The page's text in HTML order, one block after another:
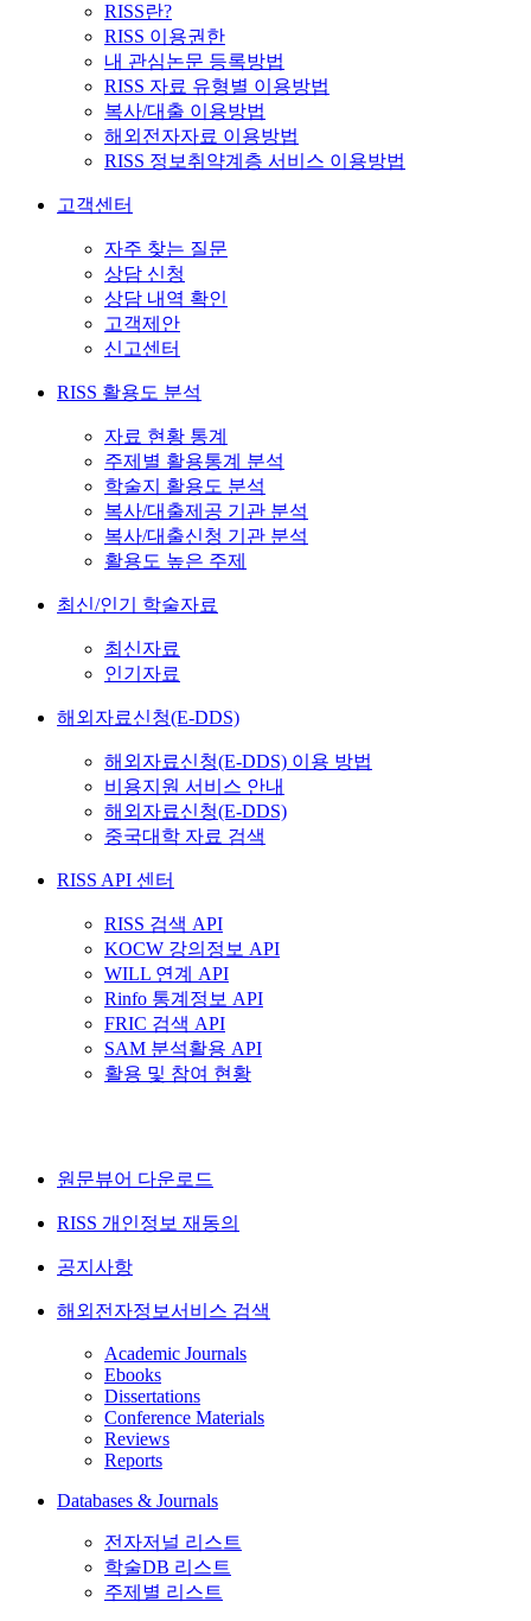
RISS란?
RISS 이용권한
내 관심논문 등록방법
RISS 자료 유형별 이용방법
복사/대출 이용방법
해외전자자료 이용방법
RISS 정보취약계층 서비스 이용방법
고객센터
자주 찾는 질문
상담 신청
상담 내역 확인
고객제안
신고센터
RISS 활용도 분석
자료 현황 통계
주제별 활용통계 분석
학술지 활용도 분석
복사/대출제공 기관 분석
복사/대출신청 기관 분석
활용도 높은 주제
최신/인기 학술자료
최신자료
인기자료
해외자료신청(E-DDS)
해외자료신청(E-DDS) 이용 방법
비용지원 서비스 안내
해외자료신청(E-DDS)
중국대학 자료 검색
RISS API 센터
RISS 검색 API
KOCW 강의정보 API
WILL 연계 API
Rinfo 통계정보 API
FRIC 검색 API
SAM 분석활용 API
활용 및 참여 현황
원문뷰어 다운로드
RISS 개인정보 재동의
공지사항
해외전자정보서비스 검색
Academic Journals
Ebooks
Dissertations
Conference Materials
Reviews
Reports
Databases & Journals
전자저널 리스트
학술DB 리스트
주제별 리스트